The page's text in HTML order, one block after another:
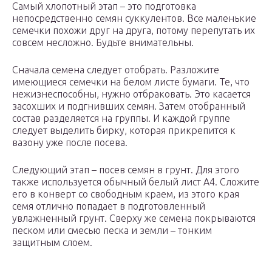
Самый хлопотный этап – это подготовка
непосредственно семян суккулентов. Все маленькие
семечки похожи друг на друга, потому перепутать их
совсем несложно. Будьте внимательны.
Сначала семена следует отобрать. Разложите
имеющиеся семечки на белом листе бумаги. Те, что
нежизнеспособны, нужно отбраковать. Это касается
засохших и подгнивших семян. Затем отобранный
состав разделяется на группы. И каждой группе
следует выделить бирку, которая прикрепится к
вазону уже после посева.
Следующий этап – посев семян в грунт. Для этого
также используется обычный белый лист А4. Сложите
его в конверт со свободным краем, из этого края
семя отлично попадает в подготовленный
увлажненный грунт. Сверху же семена покрываются
песком или смесью песка и земли – тонким
защитным слоем.